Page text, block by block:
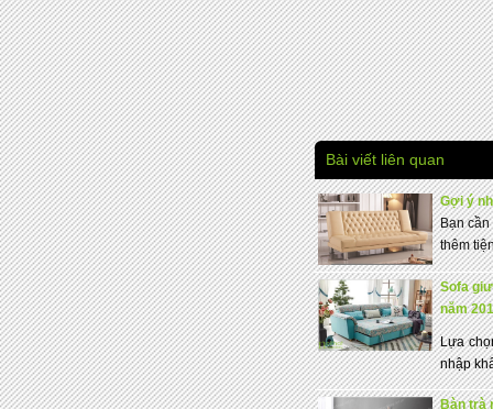
Bài viết liên quan
Gợi ý
Bạn cần
thêm
Sofa
năm
Lựa
nhập
Bàn trà